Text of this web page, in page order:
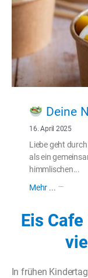
Deine
16. April 2025
Liebe geht
als ein
himmlischen...
Mehr ...
Weiterlesen ...
Eis
In frühen